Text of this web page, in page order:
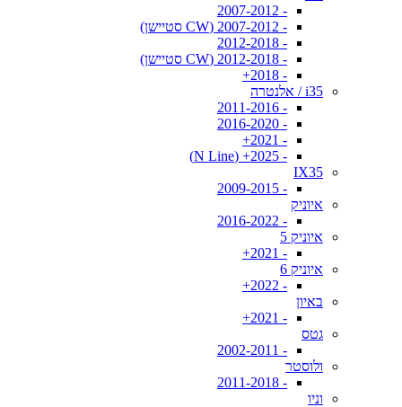
- 2007-2012
- 2007-2012 (CW סטיישן)
- 2012-2018
- 2012-2018 (CW סטיישן)
- 2018+
i35 / אלנטרה
- 2011-2016
- 2016-2020
- 2021+
- 2025+ (N Line)
IX35
- 2009-2015
איוניק
- 2016-2022
איוניק 5
- 2021+
איוניק 6
- 2022+
באיון
- 2021+
גטס
- 2002-2011
ולוסטר
- 2011-2018
וניו